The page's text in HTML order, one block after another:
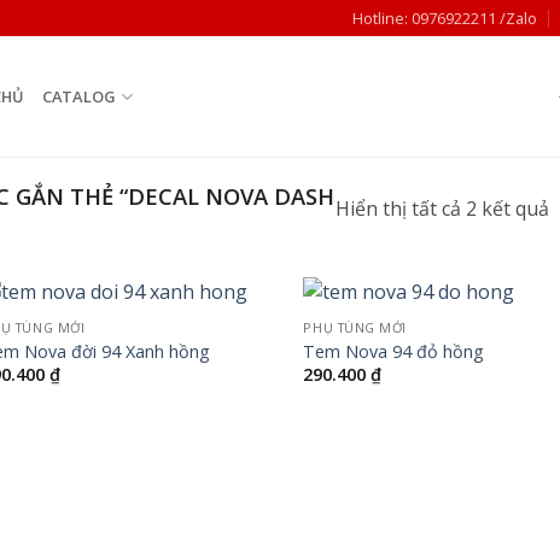
Hotline: 0976922211 /Zalo
CATALOG
THẺ “DECAL NOVA DASHHiển thị tất cả 2 kết quảĐã
TÙNG MỚI
Nova đời 94 Xanh hồng
₫
PHỤ TÙNG MỚI
Tem Nova 94 đỏ hồng
290.400₫